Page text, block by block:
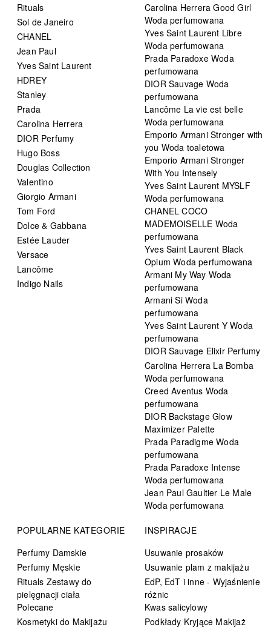
Rituals
Sol de Janeiro
CHANEL
Jean Paul
Yves Saint Laurent
HDREY
Stanley
Prada
Carolina Herrera
DIOR Perfumy
Hugo Boss
Douglas Collection
Valentino
Giorgio Armani
Tom Ford
Dolce & Gabbana
Estée Lauder
Versace
Lancôme
Indigo Nails
Carolina Herrera Good Girl
Woda perfumowana
Yves Saint Laurent Libre
Woda perfumowana
Prada Paradoxe Woda
perfumowana
DIOR Sauvage Woda
perfumowana
Lancôme La vie est belle
Woda perfumowana
Emporio Armani Stronger with
you Woda toaletowa
Emporio Armani Stronger
With You Intensely
Yves Saint Laurent MYSLF
Woda perfumowana
CHANEL COCO
MADEMOISELLE Woda
perfumowana
Yves Saint Laurent Black
Opium Woda perfumowana
Armani My Way Woda
perfumowana
Armani Si Woda
perfumowana
Yves Saint Laurent Y Woda
perfumowana
DIOR Sauvage Elixir Perfumy
Carolina Herrera La Bomba
Woda perfumowana
Creed Aventus Woda
perfumowana
DIOR Backstage Glow
Maximizer Palette
Prada Paradigme Woda
perfumowana
Prada Paradoxe Intense
Woda perfumowana
Jean Paul Gaultier Le Male
Woda perfumowana
POPULARNE KATEGORIE
Perfumy Damskie
Perfumy Męskie
Rituals Zestawy do
pielęgnacji ciała
Polecane
Kosmetyki do Makijażu
INSPIRACJE
Usuwanie prosaków
Usuwanie plam z makijażu
EdP, EdT i inne - Wyjaśnienie
różnic
Kwas salicylowy
Podkłady Kryjące Makijaż